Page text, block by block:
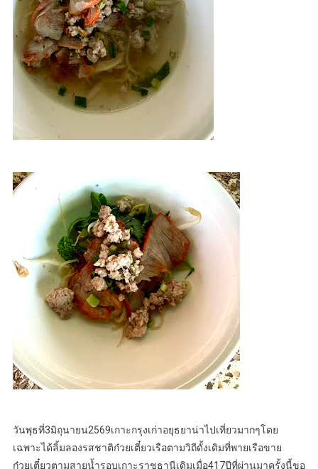
วันพุธที่3มิถุนายน2569เกาะกรุงเก่าอยุธยาน่าไปเที่ยวมากๆโดย
เฉพาะได้ลิ้มลองรสชาติก๋วยเตี๋ยวเรือตามวิถีดั้งเดิมที่พายเรือขาย
ก๋วยเตี๋ยวตามสายน้ำรอบเกาะราชธานีเดิมเมื่อ417ปีที่ผ่านมาครั้งนี้ขอ